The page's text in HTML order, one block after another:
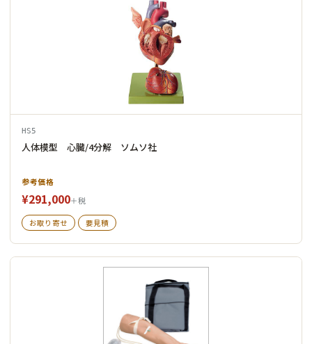
HS5
人体模型 心臓/4分解 ソムソ社
参考価格
¥291,000＋税
お取り寄せ 要見積